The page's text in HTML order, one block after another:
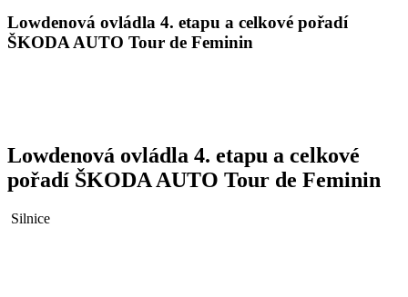
Lowdenová ovládla 4. etapu a celkové pořadí
ŠKODA AUTO Tour de Feminin
Lowdenová ovládla 4. etapu a celkové
pořadí ŠKODA AUTO Tour de Feminin
Silnice